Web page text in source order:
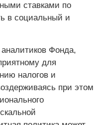
ставками по
в социальный и
Фонда,
для
налогов и
при этом